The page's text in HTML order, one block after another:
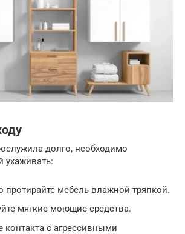
долго, необходимо
ухаживать:
протирайте мебель влажной тряпкой.
мягкие моющие средства.
контакта с агрессивными